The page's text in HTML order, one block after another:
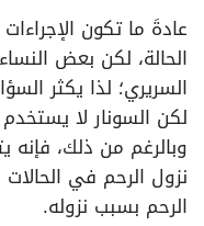
عادةَ ما تكون
الحالة، لكن بعض
السريري؛ لذا يكثر
لكن السونار لا
وبالرغم من ذلك،
نزول الرحم في
الرحم بسبب نزوله.